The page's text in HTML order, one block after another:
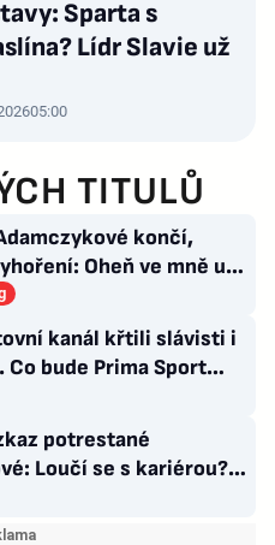
Sparta s
Lídr Slavie už
05:00
TITULŮ
končí,
Oheň ve mně už
Chce učit
kanál křtili slávisti i
Co bude Prima Sport
potrestané
Loučí se s kariérou?!